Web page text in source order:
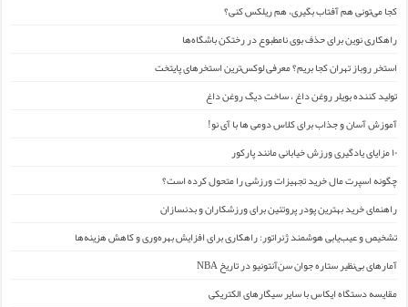
کجا می‌تونی هم آفتاب بگیری، هم ریلکس کنی؟
راهکاری نوین برای حذف بوی نامطبوع در رختکن باشگاه‌ها
استخر روباز تهران کجا بریم؟ معرفی لوکس‌ترین استخرهای پایتخت
تولید کننده بویلر روغن داغ ، ساخت دیگ روغن داغ
آموزش آسان و جذاب برای کلاس دومی ها با آی نو!
۱۰ مزایای یادگیری ورزش خیابانی مانند پارکور
چگونه اسپرت مال خرید تجهیزات ورزشی را متحول کرده است؟
راهنمای خرید بهترین پودر پروتئین برای ورزشکاران و بدنسازان
تشخیص و عیب‌یابی هوشمند ژنراتور: راهکاری برای افزایش بهره‌وری و کاهش هزینه‌ها
آمارهای بی‌نظیر ستاره جوان سن‌آنتونیو در تاریخ NBA
مقایسه دستگاه ایکاس با سایر سیگارهای الکتریکی